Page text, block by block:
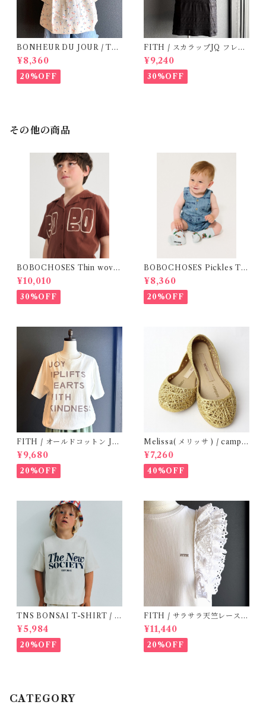
BONHEUR DU JOUR / TO
SCANE BlOUSE (Rose 2~6
Y)
¥8,360
20%OFF
FITH / スカラップJQ フレン
チスリーブTシャツ (Black) /
Size 1・2
¥9,240
30%OFF
その他の商品
BOBOCHOSES Thin wove
n shirt / 2-6Y
¥10,010
30%OFF
BOBOCHOSES Pickles Th
e Dog all over denim plays
uit /9-24m
¥8,360
20%OFF
FITH / オールドコットン JO
Y Tシャツ(White) / Size 2
¥9,680
20%OFF
Melissa( メリッサ ) / campa
na ( Gold )28-33
¥7,260
40%OFF
TNS BONSAI T-SHIRT / 1
6Y
¥5,984
20%OFF
FITH / サラサラ天竺レースT
シャツ (White) / 145・155
¥11,440
20%OFF
CATEGORY